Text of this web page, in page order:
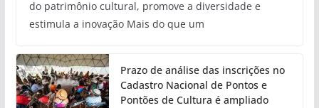
do patrimônio cultural, promove a diversidade e
estimula a inovação Mais do que um
Prazo de análise das inscrições no
Cadastro Nacional de Pontos e
Pontões de Cultura é ampliado